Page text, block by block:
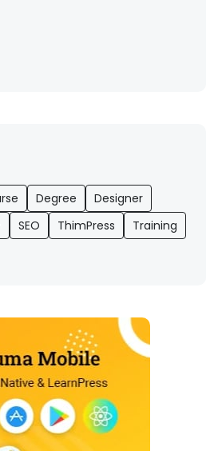
Degree
Designer
SEO ThimPress
Training